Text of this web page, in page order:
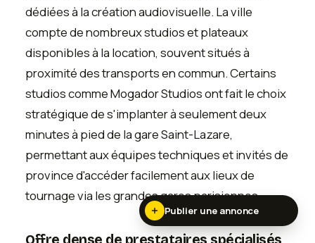
dédiées à la création audiovisuelle. La ville
compte de nombreux studios et plateaux
disponibles à la location, souvent situés à
proximité des transports en commun. Certains
studios comme Mogador Studios ont fait le choix
stratégique de s'implanter à seulement deux
minutes à pied de la gare Saint-Lazare,
permettant aux équipes techniques et invités de
province d'accéder facilement aux lieux de
tournage via les grandes gares parisiennes.
Offre dense de prestataires spécialisés
Publier une annonce